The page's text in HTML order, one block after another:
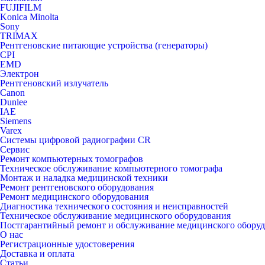
FUJIFILM
Konica Minolta
Sony
TRIMAX
Рентгеновские питающие устройства (генераторы)
CPI
EMD
Электрон
Рентгеновский излучатель
Canon
Dunlee
IAE
Siemens
Varex
Системы цифровой радиографии CR
Сервис
Ремонт компьютерных томографов
Техническое обслуживание компьютерного томографа
Монтаж и наладка медицинской техники
Ремонт рентгеновского оборудования
Ремонт медицинского оборудования
Диагностика технического состояния и неисправностей
Техническое обслуживание медицинского оборудования
Постгарантийный ремонт и обслуживание медицинского
О нас
Регистрационные удостоверения
Доставка и оплата
Статьи